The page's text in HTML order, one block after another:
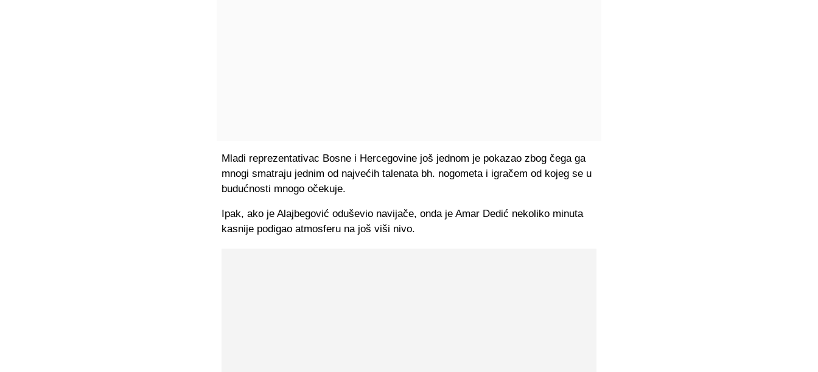
Mladi reprezentativac Bosne i Hercegovine još jednom je pokazao zbog čega ga
mnogi smatraju jednim od najvećih talenata bh. nogometa i igračem od kojeg se u
budućnosti mnogo očekuje.
Ipak, ako je Alajbegović oduševio navijače, onda je Amar Dedić nekoliko minuta
kasnije podigao atmosferu na još viši nivo.